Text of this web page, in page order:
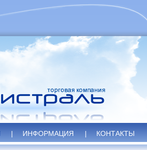
| ИНФОРМАЦИЯ | КОНТАКТЫ